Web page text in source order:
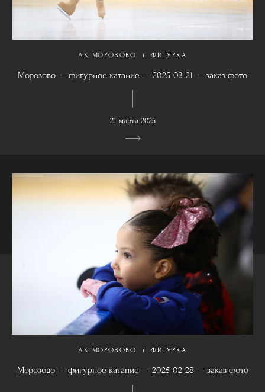
ЛК МОРОЗОВО ФИГУРКА
Морозово — фигурное катание — 2025-03-21 — заказ фото
21 марта 2025
ЛК МОРОЗОВО ФИГУРКА
Морозово — фигурное катание — 2025-02-28 — заказ фото